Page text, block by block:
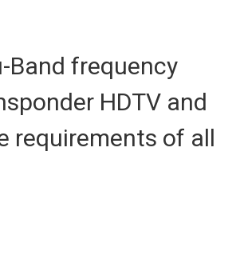
Band frequency
HDTV and
requirements of all